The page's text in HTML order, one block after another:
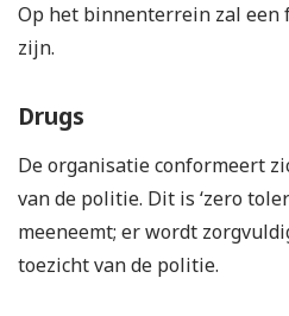
Op het binnenterrein zal een
zijn.
Drugs
De organisatie conformeert
van de politie. Dit is ‘zero
meeneemt; er wordt
toezicht van de politie.